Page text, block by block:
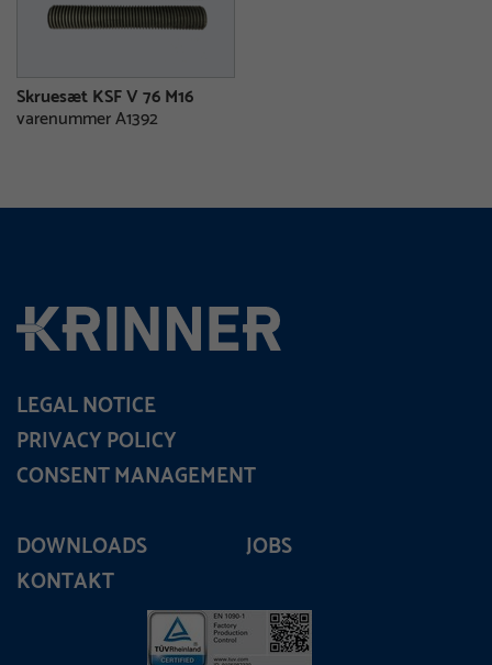
Skruesæt KSF V 76 M16
varenummer A1392
DOWNLOADS
JOBS
KONTAKT
LEGAL NOTICE
PRIVACY POLICY
CONSENT MANAGEMENT